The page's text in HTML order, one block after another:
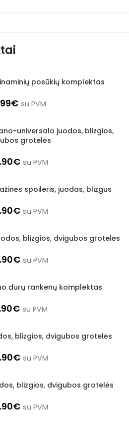
posūkių komplektas
€ su PVM
universalo juodos, blizgios,
grotelės
€ su PVM
spoileris, juodas, blizgus
€ su PVM
blizgios, dvigubos grotelės
€ su PVM
durų rankenų komplektas
€ su PVM
blizgios, dvigubos grotelės
€ su PVM
blizgios, dvigubos grotelės
€ su PVM